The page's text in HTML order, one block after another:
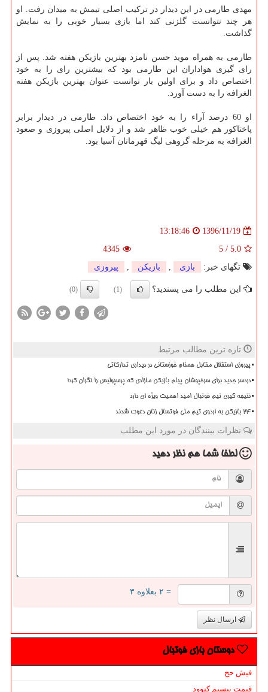
مهدی طارمی در این دیدار در تركیب اصلی تیمش به میدان رفت. او
هر چند نتوانست گلزنی كند اما بازی بسیار خوبی را به نمایش
گذاشت.
طارمی به همراه موید حسن نامزد بهترین بازیكن هفته شد. پس از
رای گیری هواداران این طارمی بود كه بیشترین رای را به خود
اختصاص داد و برای اولین بار توانست عنوان بهترین بازیكن هفته
الغرافه را به دست آورد.
او 60 درصد آراء را به خود اختصاص داد. طارمی در دیدار برابر
پاختاكور هم خیلی خوب ظاهر شد و از دلایل اصلی پیروزی و صعود
الغرافه به مرحله گروهی لیگ قهرمانان آسیا بود.
1396/11/19
13:18:46
5.0
/
5
4345
تگهای خبر:
بازی , بازیكن , پیروزی
این مطلب را می پسندید؟ (1)
(0)
تازه ترین مطالب مرتبط
پیروزی استقلال مقابل همنام خوزستانی در دیداری تدارکاتی
دردسر جدید برای سرخپوشان پیام بازیکن مازادی که پرسپولیس را نگران کرد!
نتیجه گیری تیم فوتبال امید اهمیت ویژه ای دارد
۲۴ بازیکن به اردوی تیم ملی فوتسال زنان دعوت شدند
نظرات بینندگان در مورد این مطلب
لطفا شما همنظر دهید
= ۲ بعلاوه ۳
ارسال نظر
دوستان بازی فوتبال
فیش حج
قیمت بیسیم کنوود